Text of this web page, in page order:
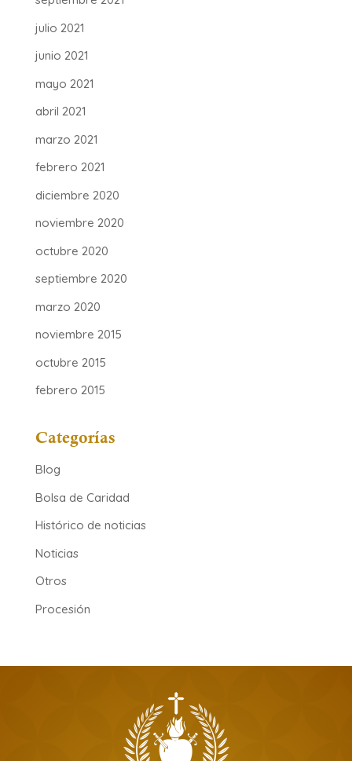
julio 2021
junio 2021
mayo 2021
abril 2021
marzo 2021
febrero 2021
diciembre 2020
noviembre 2020
octubre 2020
septiembre 2020
marzo 2020
noviembre 2015
octubre 2015
febrero 2015
Categorías
Blog
Bolsa de Caridad
Histórico de noticias
Noticias
Otros
Procesión